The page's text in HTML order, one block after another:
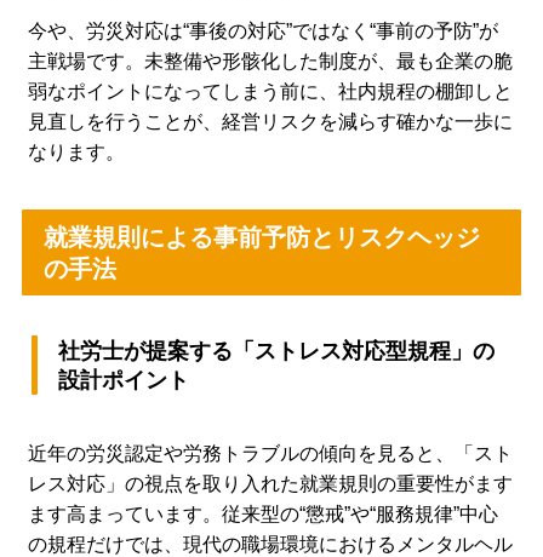
今や、労災対応は“事後の対応”ではなく“事前の予防”が
主戦場です。未整備や形骸化した制度が、最も企業の脆
弱なポイントになってしまう前に、社内規程の棚卸しと
見直しを行うことが、経営リスクを減らす確かな一歩に
なります。
就業規則による事前予防とリスクヘッジ
の手法
社労士が提案する「ストレス対応型規程」の
設計ポイント
近年の労災認定や労務トラブルの傾向を見ると、「スト
レス対応」の視点を取り入れた就業規則の重要性がます
ます高まっています。従来型の“懲戒”や“服務規律”中心
の規程だけでは、現代の職場環境におけるメンタルヘル